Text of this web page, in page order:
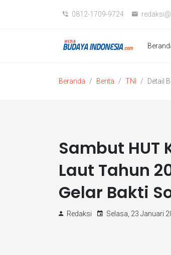
0812-1709-9724
Beranda Berita TNI Detail
Sambut
Laut Tahun
Gelar Bakti
Redaksi Selasa, 23 Januari